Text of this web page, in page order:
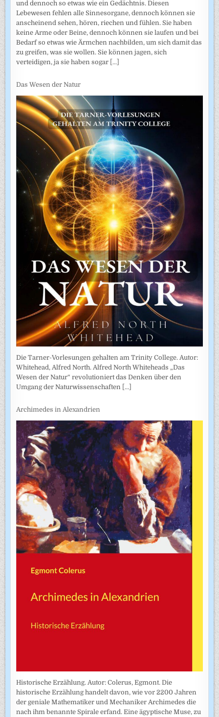
und dennoch so etwas wie ein Gedächtnis. Diesen
Lebewesen fehlen alle Sinnesorgane, dennoch können sie
anscheinend sehen, hören, riechen und fühlen. Sie haben
keine Arme oder Beine, dennoch können sie laufen und bei
Bedarf so etwas wie Ärmchen nachbilden, um sich damit das
zu greifen, was sie wollen. Sie können jagen, sich
verteidigen, ja sie haben sogar [...]
Das Wesen der Natur
Die Tarner-Vorlesungen gehalten am Trinity College. Autor:
Whitehead, Alfred North. Alfred North Whiteheads „Das
Wesen der Natur“ revolutioniert das Denken über den
Umgang der Naturwissenschaften [...]
Archimedes in Alexandrien
Historische Erzählung. Autor: Colerus, Egmont. Die
historische Erzählung handelt davon, wie vor 2200 Jahren
der geniale Mathematiker und Mechaniker Archimedes die
nach ihm benannte Spirale erfand. Eine ägyptische Muse, zu